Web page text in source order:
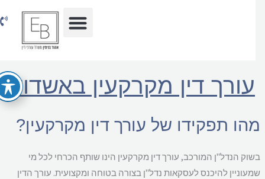
עורך דין מקרקעין באשדוד
תפקידו של עורך דין מקרקעין?
הנדל"ן המורכב, עורך דין מקרקעין הינו שותף הכרחי לכל מי
להיכנס לעסקאות נדל"ן בצורה בטוחה ומקצועית. עורך הדין